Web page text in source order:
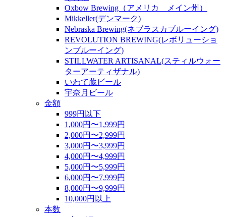
Oxbow Brewing（アメリカ メイン州）
Mikkeller(デンマーク)
Nebraska Brewing(ネブラスカブルーイング)
REVOLUTION BREWING(レボリューショ
ンブルーイング)
STILLWATER ARTISANAL(スティルウォー
ターアーティザナル)
いわて蔵ビール
宇奈月ビール
金額
999円以下
1,000円〜1,999円
2,000円〜2,999円
3,000円〜3,999円
4,000円〜4,999円
5,000円〜5,999円
6,000円〜7,999円
8,000円〜9,999円
10,000円以上
本数